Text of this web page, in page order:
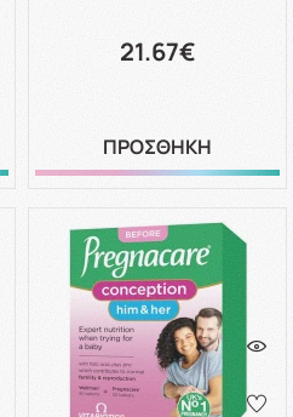
21.67€
ΠΡΟΣΘΗΚΗ